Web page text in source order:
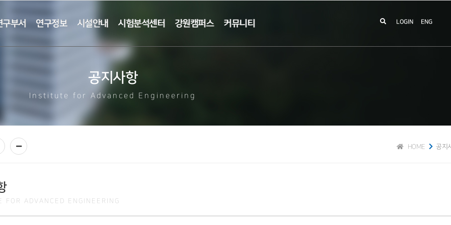
구부서 연구정보 시설안내 시험분석센터 강원캠퍼스 커뮤니티 LOGIN ENG
공지사항
Institute for Advanced Engineering
공지
HOME
FOR ADVANCED ENGINEERING